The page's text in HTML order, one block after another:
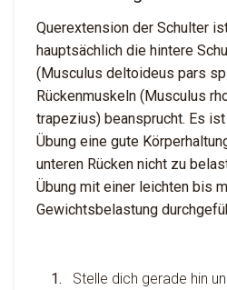
Querextension der Schulter
hauptsächlich die hintere
(Musculus deltoideus pars
Rückenmuskeln (Musculus
trapezius) beansprucht. Es
Übung eine gute
unteren Rücken nicht zu
Übung mit einer leichten bis
Gewichtsbelastung
Stelle dich gerade hin